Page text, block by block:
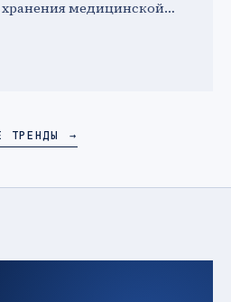
медицинской
ТРЕНДЫ →